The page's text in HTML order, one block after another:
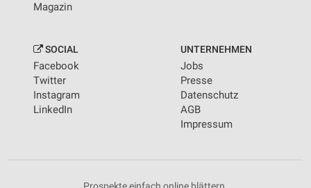
Magazin
SOCIAL
Facebook
Twitter
Instagram
LinkedIn
UNTERNEHMEN
Jobs
Presse
Datenschutz
AGB
Impressum